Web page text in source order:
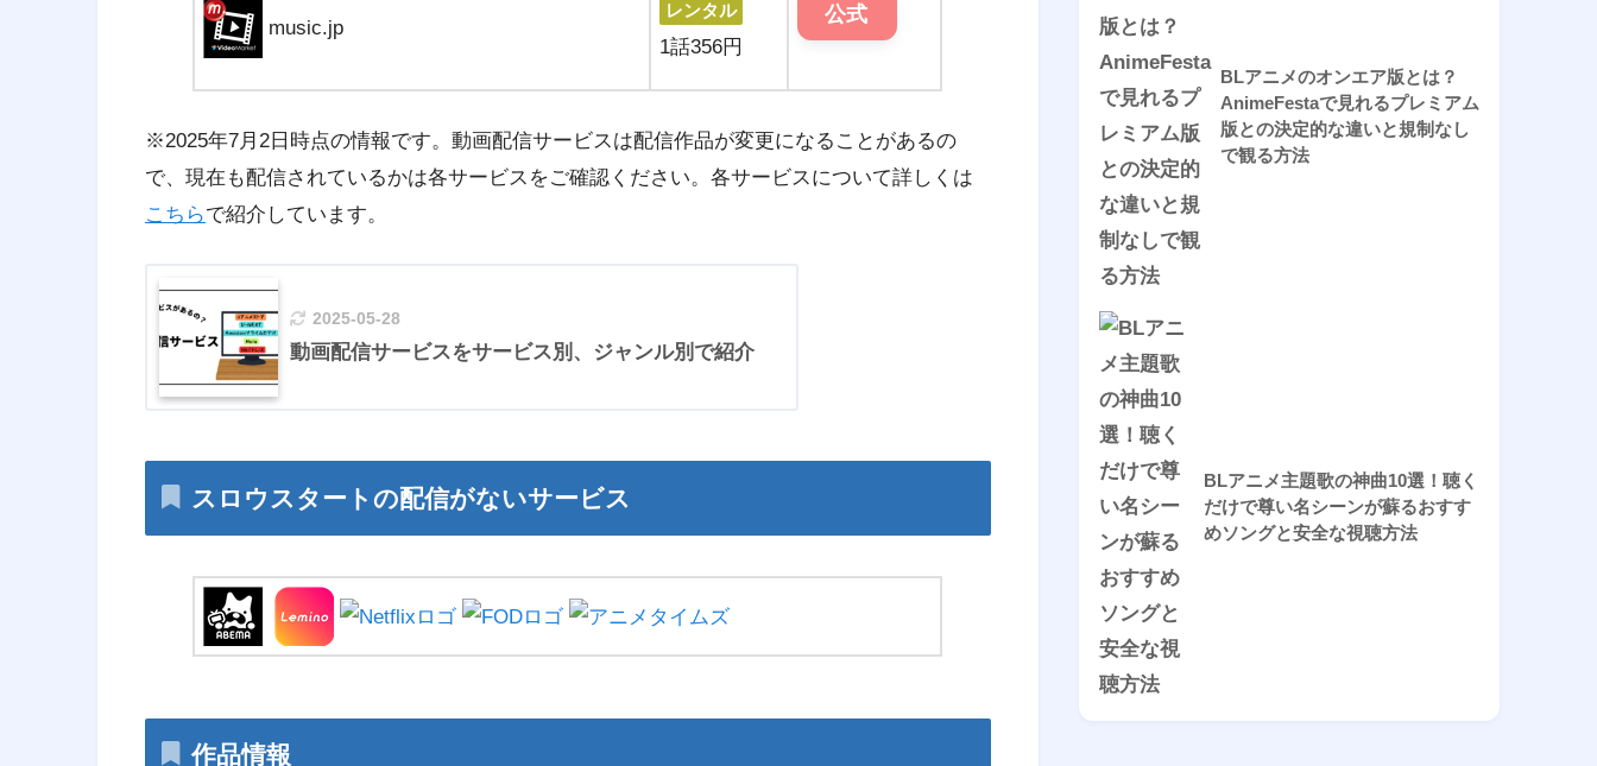
music.jp
レンタル
1話356円
公式
※2025年7月2日時点の情報です。動画配信サービスは配信作品が変更になることがあるの
で、現在も配信されているかは各サービスをご確認ください。各サービスについて詳しくは
こちらで紹介しています。
2025-05-28
動画配信サービスをサービス別、ジャンル別で紹介
スロウスタートの配信がないサービス
作品情報
BLアニメのオンエア版とは？
AnimeFestaで見れるプレミアム
版との決定的な違いと規制なし
で観る方法
BLアニメ主題歌の神曲10選！聴く
だけで尊い名シーンが蘇るおすす
めソングと安全な視聴方法